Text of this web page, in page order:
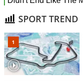
SPORT TREND